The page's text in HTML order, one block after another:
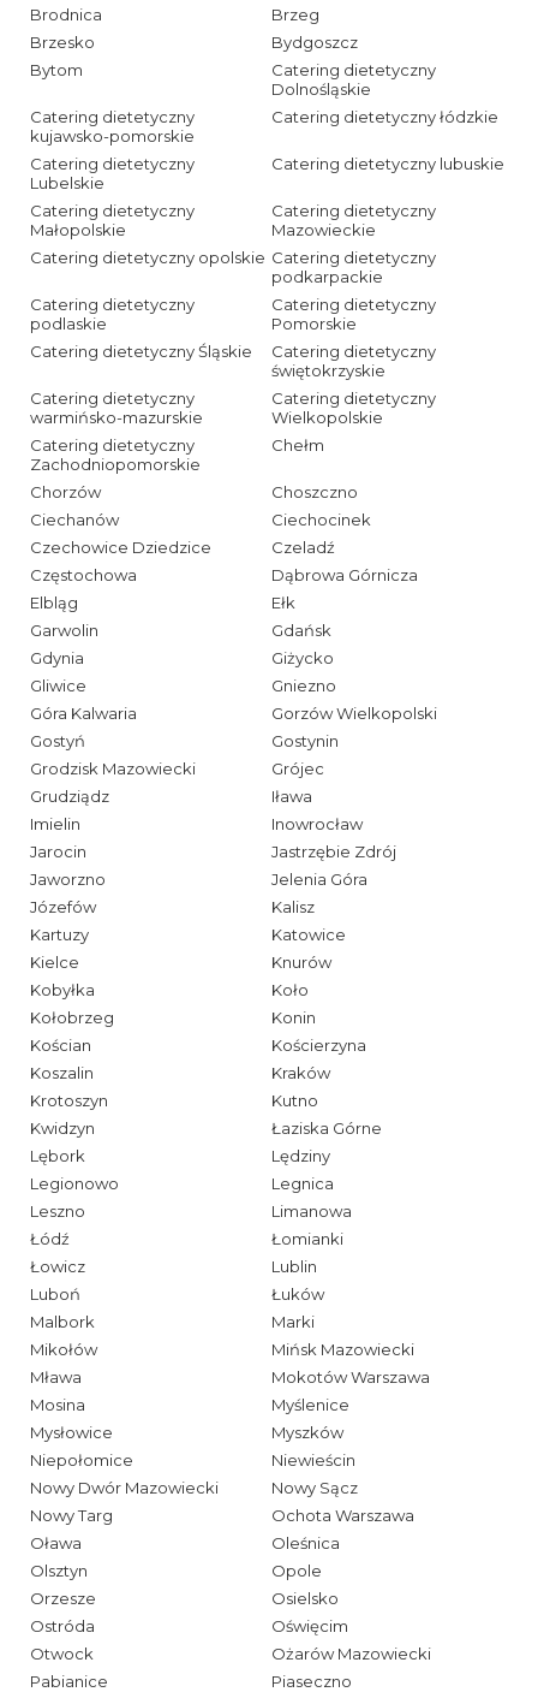
Brodnica
Brzeg
Brzesko
Bydgoszcz
Bytom
Catering dietetyczny
Dolnośląskie
Catering dietetyczny
kujawsko-pomorskie
Catering dietetyczny łódzkie
Catering dietetyczny
Lubelskie
Catering dietetyczny lubuskie
Catering dietetyczny
Małopolskie
Catering dietetyczny
Mazowieckie
Catering dietetyczny opolskie Catering dietetyczny
podkarpackie
Catering dietetyczny
podlaskie
Catering dietetyczny
Pomorskie
Catering dietetyczny Śląskie
Catering dietetyczny
świętokrzyskie
Catering dietetyczny
warmińsko-mazurskie
Catering dietetyczny
Wielkopolskie
Catering dietetyczny
Zachodniopomorskie
Chełm
Chorzów
Choszczno
Ciechanów
Ciechocinek
Czechowice Dziedzice
Czeladź
Częstochowa
Dąbrowa Górnicza
Elbląg
Ełk
Garwolin
Gdańsk
Gdynia
Giżycko
Gliwice
Gniezno
Góra Kalwaria
Gorzów Wielkopolski
Gostyń
Gostynin
Grodzisk Mazowiecki
Grójec
Grudziądz
Iława
Imielin
Inowrocław
Jarocin
Jastrzębie Zdrój
Jaworzno
Jelenia Góra
Józefów
Kalisz
Kartuzy
Katowice
Kielce
Knurów
Kobyłka
Koło
Kołobrzeg
Konin
Kościan
Kościerzyna
Koszalin
Kraków
Krotoszyn
Kutno
Kwidzyn
Łaziska Górne
Lębork
Lędziny
Legionowo
Legnica
Leszno
Limanowa
Łódź
Łomianki
Łowicz
Lublin
Luboń
Łuków
Malbork
Marki
Mikołów
Mińsk Mazowiecki
Mława
Mokotów Warszawa
Mosina
Myślenice
Mysłowice
Myszków
Niepołomice
Niewieścin
Nowy Dwór Mazowiecki
Nowy Sącz
Nowy Targ
Ochota Warszawa
Oława
Oleśnica
Olsztyn
Opole
Orzesze
Osielsko
Ostróda
Oświęcim
Otwock
Ożarów Mazowiecki
Pabianice
Piaseczno